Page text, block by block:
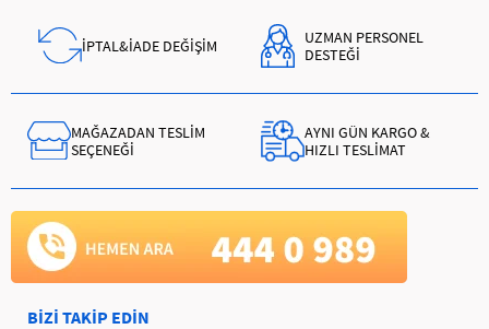
İPTAL&İADE DEĞİŞİM
UZMAN PERSONEL
DESTEĞİ
MAĞAZADAN TESLİM
SEÇENEĞİ
AYNI GÜN KARGO &
HIZLI TESLİMAT
BİZİ TAKİP EDİN